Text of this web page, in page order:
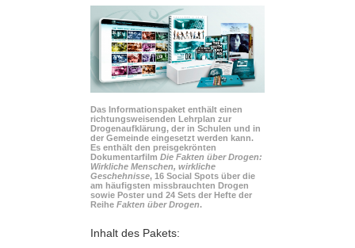
Das Informationspaket enthält einen
richtungsweisenden Lehrplan zur
Drogenaufklärung, der in Schulen und in
der Gemeinde eingesetzt werden kann.
Es enthält den preisgekrönten
Dokumentarfilm Die Fakten über Drogen:
Wirkliche Menschen, wirkliche
Geschehnisse, 16 Social Spots über die
am häufigsten missbrauchten Drogen
sowie Poster und 24 Sets der Hefte der
Reihe Fakten über Drogen.
Inhalt des Pakets: